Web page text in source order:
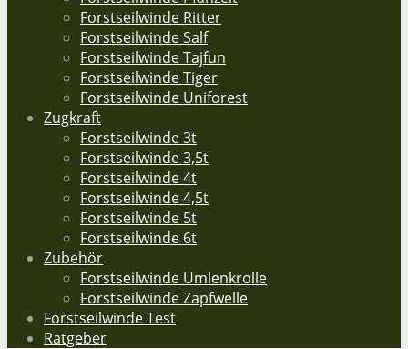
Forstseilwinde Ritter
Forstseilwinde Salf
Forstseilwinde Tajfun
Forstseilwinde Tiger
Forstseilwinde Uniforest
Zugkraft
Forstseilwinde 3t
Forstseilwinde 3,5t
Forstseilwinde 4t
Forstseilwinde 4,5t
Forstseilwinde 5t
Forstseilwinde 6t
Zubehör
Forstseilwinde Umlenkrolle
Forstseilwinde Zapfwelle
Forstseilwinde Test
Ratgeber